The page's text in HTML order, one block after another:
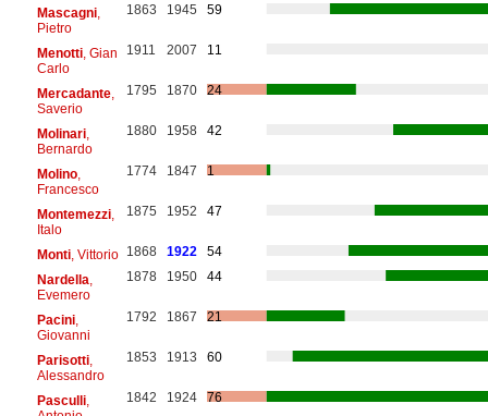
Mascagni,
Pietro
1863 1945 59
Menotti, Gian
Carlo
1911 2007 11
Mercadante,
Saverio
1795 1870 24
Molinari,
Bernardo
1880 1958 42
Molino,
Francesco
1774 1847 1
Montemezzi,
Italo
1875 1952 47
Monti, Vittorio 1868 1922
54
Nardella
Evemero
1878 1950 44
Pacini,
Giovanni
1792 1867 21
Parisotti,
Alessandro
1853 1913 60
Pasculli,
1842 1924 76